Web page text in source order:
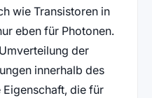
wie Transistoren in
eben für Photonen.
der
innerhalb des
Eigenschaft, die für